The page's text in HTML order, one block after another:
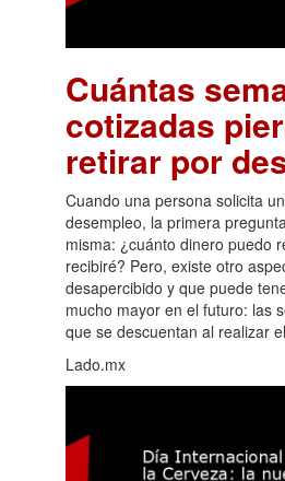
Cuántas
cotizadas
retirar por
Cuando una persona solicita
desempleo, la primera
misma: ¿cuánto dinero puedo
recibiré? Pero, existe otro
desapercibido y que puede
mucho mayor en el futuro: las
que se descuentan al realizar
Lado.mx